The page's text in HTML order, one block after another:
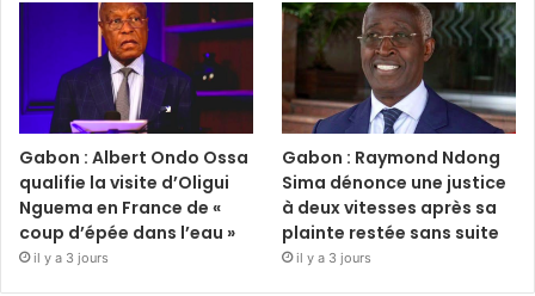
Gabon : Albert Ondo Ossa
qualifie la visite d’Oligui
Nguema en France de «
coup d’épée dans l’eau »
il y a 3 jours
Gabon : Raymond Ndong
Sima dénonce une justice
à deux vitesses après sa
plainte restée sans suite
il y a 3 jours